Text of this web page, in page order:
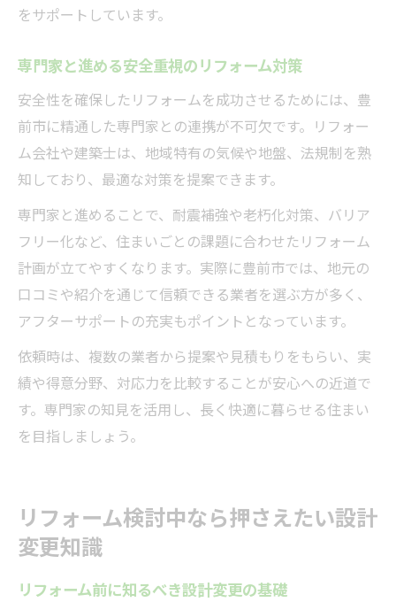
をサポートしています。
専門家と進める安全重視のリフォーム対策
安全性を確保したリフォームを成功させるためには、豊
前市に精通した専門家との連携が不可欠です。リフォー
ム会社や建築士は、地域特有の気候や地盤、法規制を熟
知しており、最適な対策を提案できます。
専門家と進めることで、耐震補強や老朽化対策、バリア
フリー化など、住まいごとの課題に合わせたリフォーム
計画が立てやすくなります。実際に豊前市では、地元の
口コミや紹介を通じて信頼できる業者を選ぶ方が多く、
アフターサポートの充実もポイントとなっています。
依頼時は、複数の業者から提案や見積もりをもらい、実
績や得意分野、対応力を比較することが安心への近道で
す。専門家の知見を活用し、長く快適に暮らせる住まい
を目指しましょう。
リフォーム検討中なら押さえたい設計
変更知識
リフォーム前に知るべき設計変更の基礎